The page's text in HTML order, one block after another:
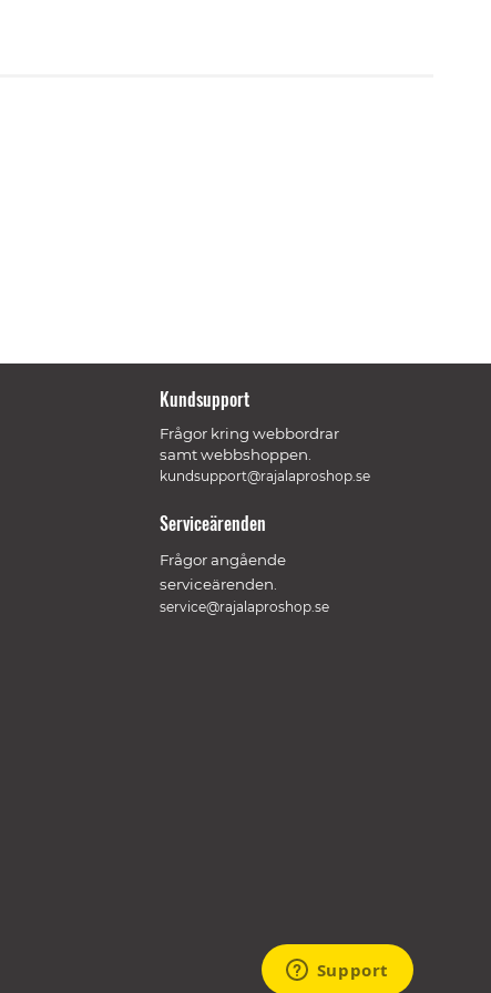
Kundsupport
Frågor kring webbordrar
samt webbshoppen.
kundsupport@rajalaproshop.se
Serviceärenden
Frågor angående
serviceärenden.
service@rajalaproshop.se